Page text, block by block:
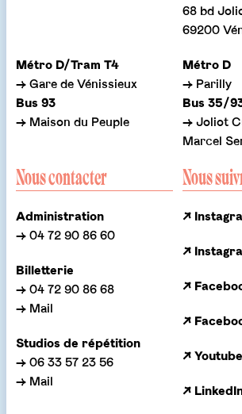
Métro D/Tram T4
→ Gare de Vénissieux
Bus 93
→ Maison du Peuple
68 bd
69200
Métro D
→ Parilly
Bus 35/
→ Joliot
Marcel
Nous contacter
Administration
→ 04 72 90 86 60
Billetterie
→ 04 72 90 86 68
→ Mail
Studios de répétition
→ 06 33 57 23 56
→ Mail
Nous
↗
↗
↗
↗
↗ Youtube
↗